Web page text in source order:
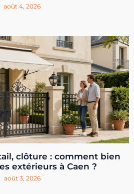
août 4, 2026
clôture : comment bien
extérieurs à Caen ?
août 3, 2026